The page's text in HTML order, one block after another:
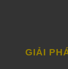
GIẢI